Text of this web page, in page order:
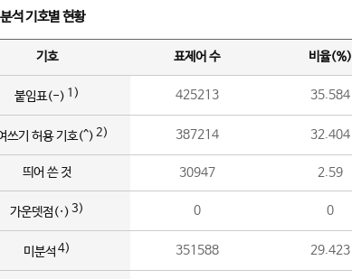
석 기호별 현황
기호 표제어 수 비율(%)
붙임표(-) 1) 425213 35.584
쓰기 허용 기호(^) 2) 387214 32.404
띄어 쓴 것 30947 2.59
가운뎃점(·) 3) 0 0
미분석 4) 351588 29.423